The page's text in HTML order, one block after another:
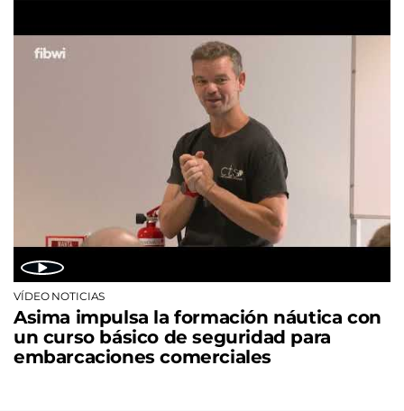
VÍDEO NOTICIAS
Asima impulsa la formación náutica con
un curso básico de seguridad para
embarcaciones comerciales